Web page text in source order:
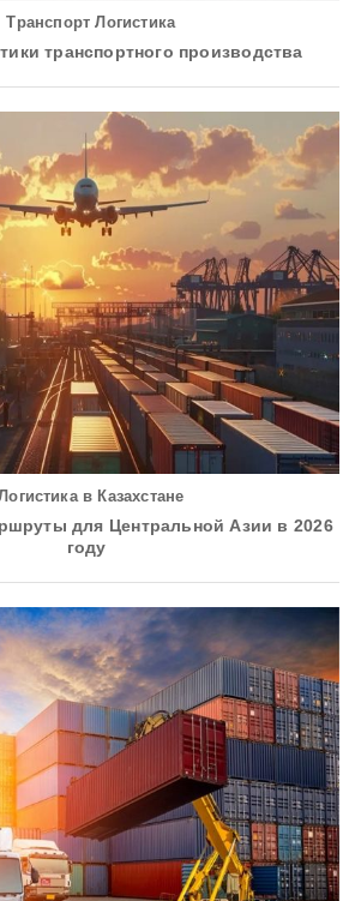
Транспорт Логистика
транспортного производства
в Казахстане
для Центральной Азии в 2026
году